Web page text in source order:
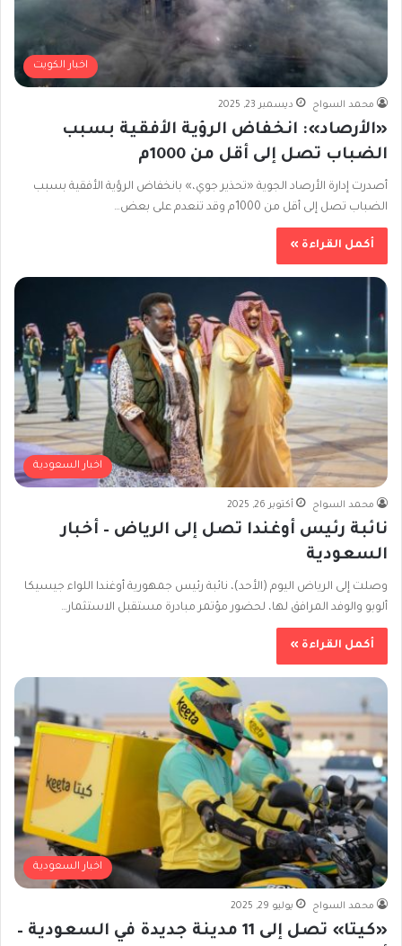
اخبار الكويت
محمد السواح ديسمبر 23, 2025
«الأرصاد»: انخفاض الرؤية الأفقية بسبب
الضباب تصل إلى أقل من 1000م
أصدرت إدارة الأرصاد الجوية «تحذير جوي،» بانخفاض الرؤية الأفقية بسبب
الضباب تصل إلى أقل من 1000م وقد تنعدم على بعض…
أكمل القراءة »
اخبار السعودية
محمد السواح أكتوبر 26, 2025
نائبة رئيس أوغندا تصل إلى الرياض – أخبار
السعودية
وصلت إلى الرياض اليوم (الأحد)، نائبة رئيس جمهورية أوغندا اللواء جيسيكا
ألوبو والوفد المرافق لها، لحضور مؤتمر مبادرة مستقبل الاستثمار…
أكمل القراءة »
اخبار السعودية
محمد السواح يوليو 29, 2025
«كيتا» تصل إلى 11 مدينة جديدة في السعودية –